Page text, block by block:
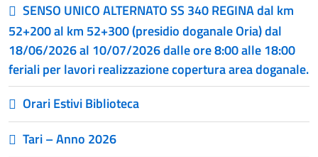
SENSO UNICO ALTERNATO SS 340 REGINA dal km
52+200 al km 52+300 (presidio doganale Oria) dal
18/06/2026 al 10/07/2026 dalle ore 8:00 alle 18:00
feriali per lavori realizzazione copertura area doganale.
Orari Estivi Biblioteca
Tari – Anno 2026